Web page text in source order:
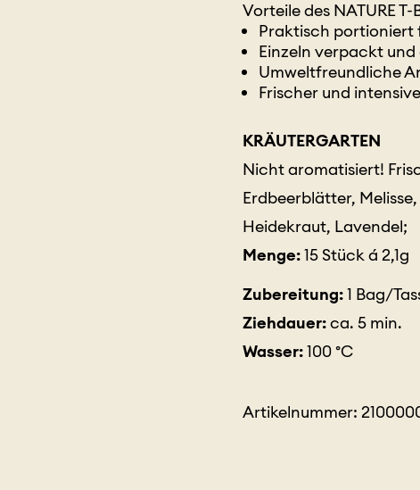
Vorteile des NATURE T-
Praktisch portioniert
Einzeln verpackt
Umweltfreundliche
Frischer und
KRÄUTERGARTEN
Nicht aromatisiert!
Erdbeerblätter,
Heidekraut, Lavendel;
Menge:15 Stück á 2,1g
Zubereitung:1 Bag/
Ziehdauer:ca. 5 min.
Wasser:100 °C
Artikelnummer: